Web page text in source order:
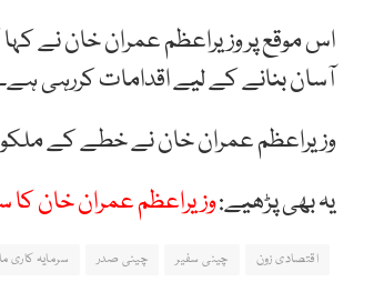
اس موقع پر وزیراعظم عمران خان نے
آسان بنانے کے لیے اقدامات کررہی ہے۔
وزیراعظم عمران خان نے خطے کے
یہ بھی پڑھیے:وزیراعظم عمران خان
اقتصادی زون چینی سفیر چینی صدر سرمایہ کاری